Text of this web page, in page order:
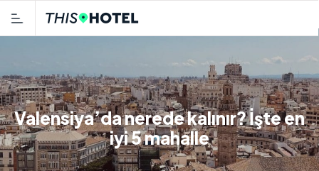
Valensiya’da nerede kalınır? İşte en
iyi 5 mahalle